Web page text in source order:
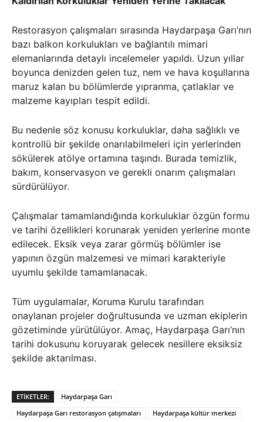
Restorasyon çalışmaları sırasında Haydarpaşa Garı’nın
bazı balkon korkulukları ve bağlantılı mimari
elemanlarında detaylı incelemeler yapıldı. Uzun yıllar
boyunca denizden gelen tuz, nem ve hava koşullarına
maruz kalan bu bölümlerde yıpranma, çatlaklar ve
malzeme kayıpları tespit edildi.
Bu nedenle söz konusu korkuluklar, daha sağlıklı ve
kontrollü bir şekilde onarılabilmeleri için yerlerinden
sökülerek atölye ortamına taşındı. Burada temizlik,
bakım, konservasyon ve gerekli onarım çalışmaları
sürdürülüyor.
Çalışmalar tamamlandığında korkuluklar özgün formu
ve tarihi özellikleri korunarak yeniden yerlerine monte
edilecek. Eksik veya zarar görmüş bölümler ise
yapının özgün malzemesi ve mimari karakteriyle
uyumlu şekilde tamamlanacak.
Tüm uygulamalar, Koruma Kurulu tarafından
onaylanan projeler doğrultusunda ve uzman ekiplerin
gözetiminde yürütülüyor. Amaç, Haydarpaşa Garı’nın
tarihi dokusunu koruyarak gelecek nesillere eksiksiz
şekilde aktarılması.
ETIKETLER:
Haydarpaşa Garı
Haydarpaşa Garı restorasyon çalışmaları
Haydarpaşa kültür merkezi